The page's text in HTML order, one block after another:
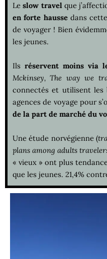
Leslow travelque
en forte haussedans
de voyager ! Bien
les jeunes.
Ils réservent moins via
Mckinsey, The way we
connectés et utilisent les
agences de voyage pour
de la part de marché du
Une étude norvégienne (
plans among adults
« vieux » ont plus
que les jeunes. 21,4%